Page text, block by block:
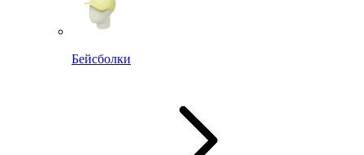
Бейсболки